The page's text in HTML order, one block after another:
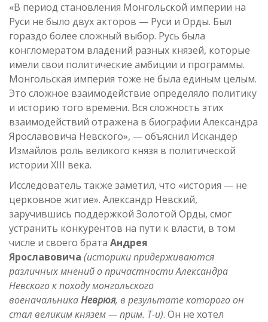
«В период становления Монгольской империи на
Руси не было двух акторов — Руси и Орды. Был
гораздо более сложный выбор. Русь была
конгломератом владений разных князей, которые
имели свои политические амбиции и программы.
Монгольская империя тоже не была единым целым.
Это сложное взаимодействие определяло политику
и историю того времени. Вся сложность этих
взаимодействий отражена в биографии Александра
Ярославовича Невского», — объяснил Искандер
Измайлов роль великого князя в политической
истории XIII века.
Исследователь также заметил, что «история — не
церковное житие». Александр Невский,
заручившись поддержкой Золотой Орды, смог
устранить конкурентов на пути к власти, в том
числе и своего брата Андрея
Ярославовича (историки придерживаются
различных мнений о причастности Александра
Невского к походу монгольского
военачальникаНеврюя, в результате которого он
стал великим князем — прим. Т-и). Он не хотел